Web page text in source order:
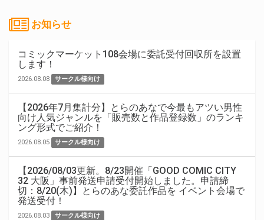
お知らせ
コミックマーケット108会場に委託受付回収所を設置
します！
2026.08.08 サークル様向け
【2026年7月集計分】とらのあなで今最もアツい男性
向け人気ジャンルを「販売数と作品登録数」のランキ
ング形式でご紹介！
2026.08.05 サークル様向け
【2026/08/03更新。8/23開催「GOOD COMIC CITY
32 大阪」事前発送申請受付開始しました。申請締
切：8/20(木)】とらのあな委託作品を イベント会場で
発送受付！
2026.08.03 サークル様向け